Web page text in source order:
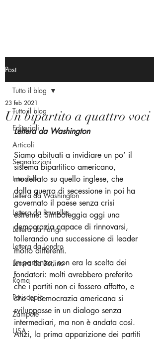
Post
Tutto il blog
Editoriali
Articoli
Segnalazioni
Interviste
Lettera da Washington
Lettera da Bruxelles
Lettera da Parigi
Lettera da Londra
Lettera da Berlino
Roma
Periscopio
Zampate
USA
Tutto il blog
Un bipartito a quattro voci
23 feb 2021
Lettera da Washington
Siamo abituati a invidiare un po’ il
sistema bipartitico americano,
modellato su quello inglese, che
dalla guerra di secessione in poi ha
governato il paese senza crisi
estreme. Simboleggia oggi una
democrazia capace di rinnovarsi,
tollerando una successione di leader
molto differenti.
In partenza, non era la scelta dei
fondatori: molti avrebbero preferito
che i partiti non ci fossero affatto, e
che la democrazia americana si
sviluppasse in un dialogo senza
intermediari, ma non è andata così.
Anzi, la prima apparizione dei partiti